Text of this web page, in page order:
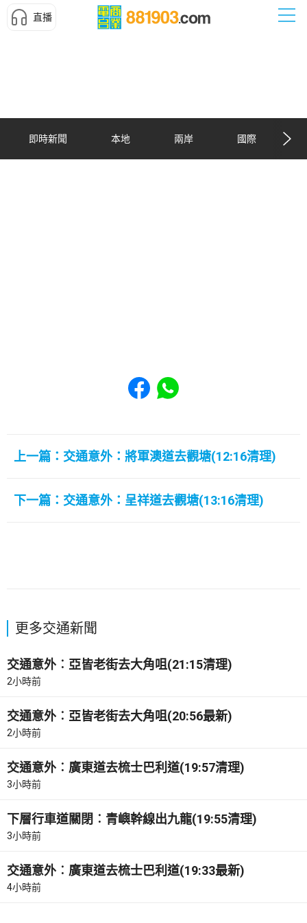
直播
即時新聞 本地 兩岸 國際
Share to Facebook
Share to WhatsApp
上一篇：交通意外：將軍澳道去觀塘(12:16清理)
下一篇：交通意外：呈祥道去觀塘(13:16清理)
更多交通新聞
交通意外︰亞皆老街去大角咀(21:15清理)
2小時前
交通意外︰亞皆老街去大角咀(20:56最新)
2小時前
交通意外︰廣東道去梳士巴利道(19:57清理)
3小時前
下層行車道關閉︰青嶼幹線出九龍(19:55清理)
3小時前
交通意外︰廣東道去梳士巴利道(19:33最新)
4小時前